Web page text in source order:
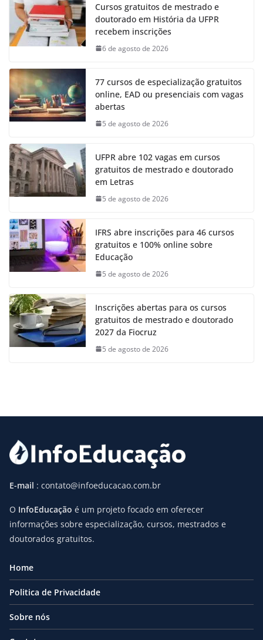
Cursos gratuitos de mestrado e
doutorado em História da UFPR
recebem inscrições
6 de agosto de 2026
77 cursos de especialização gratuitos
online, EAD ou presenciais com vagas
abertas
5 de agosto de 2026
UFPR abre 102 vagas em cursos
gratuitos de mestrado e doutorado
em Letras
5 de agosto de 2026
IFRS abre inscrições para 46 cursos
gratuitos e 100% online sobre
Educação
5 de agosto de 2026
Inscrições abertas para os cursos
gratuitos de mestrado e doutorado
2027 da Fiocruz
5 de agosto de 2026
E-mail : contato@infoeducacao.com.br
O InfoEducação é um projeto focado em oferecer
informações sobre especialização, cursos, mestrados e
doutorados gratuitos.
Home
Politica de Privacidade
Sobre nós